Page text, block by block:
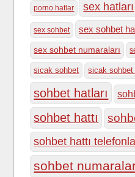
porno hatlar sex hatları
sex sohbet sex sohbet
sex sohbet numaraları
sicak sohbet sicak sohbet
sohbet hatları
sohbet hattı
sohbet hattı
sohbet